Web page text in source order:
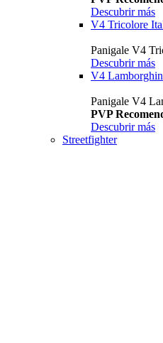
Descubrir más
V4 Tricolore
Panigale V4
Descubrir más
V4
Panigale V4
PVP
Descubrir más
Streetfighter